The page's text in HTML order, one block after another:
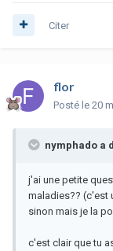
Citer
flor
Posté le 20
nymphado a
j'ai une petite
maladies?? (c'est
sinon mais je la
c'est clair que tu